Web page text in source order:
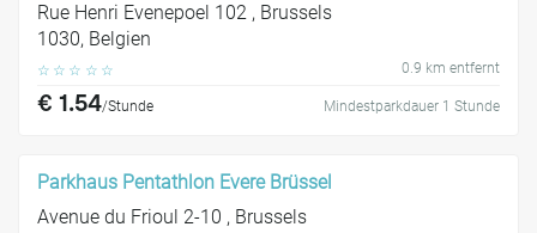
Rue Henri Evenepoel 102 , Brussels
1030, Belgien
☆ ☆ ☆ ☆ ☆ 0.9 km entfernt
€ 1.54/Stunde Mindestparkdauer 1 Stunde
Parkhaus Pentathlon Evere Brüssel
Avenue du Frioul 2-10 , Brussels